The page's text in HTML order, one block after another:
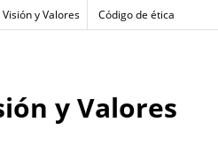
y Valores Código de ética
y Valores